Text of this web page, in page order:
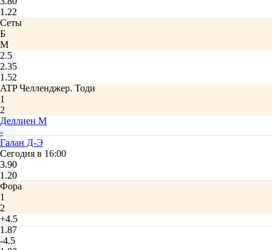
1.22
Сеты
Б
М
2.5
2.35
1.52
ATP Челленджер. Тоди
1
2
Деллиен М
-
Галан Д-Э
Сегодня в 16:00
3.90
1.20
Фора
1
2
+4.5
1.87
-4.5